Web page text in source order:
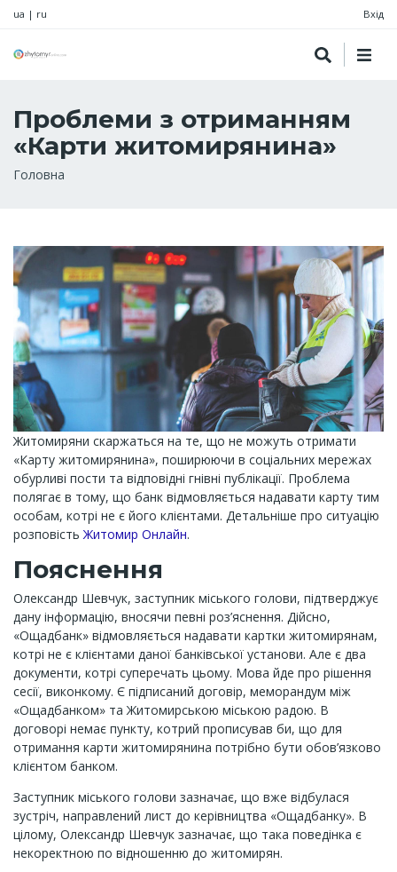
ua | ru Вхід
Проблеми з отриманням
«Карти житомирянина»
Рядок
Головна
Житомиряни скаржаться на те, що не можуть отримати
«Карту житомирянина», поширюючи в соціальних мережах
обурливі пости та відповідні гнівні публікації. Проблема
полягає в тому, що банк відмовляється надавати карту тим
особам, котрі не є його клієнтами. Детальніше про ситуацію
розповістьЖитомир Онлайн.
Пояснення
Олександр Шевчук, заступник міського голови, підтверджує
дану інформацію, вносячи певні роз’яснення. Дійсно,
«Ощадбанк» відмовляється надавати картки житомирянам,
котрі не є клієнтами даної банківської установи. Але є два
документи, котрі суперечать цьому. Мова йде про рішення
сесії, виконкому. Є підписаний договір, меморандум між
«Ощадбанком» та Житомирською міською радою. В
договорі немає пункту, котрий прописував би, що для
отримання карти житомирянина потрібно бути обов’язково
клієнтом банком.
Заступник міського голови зазначає, що вже відбулася
зустріч, направлений лист до керівництва «Ощадбанку». В
цілому, Олександр Шевчук зазначає, що така поведінка є
некоректною по відношенню до житомирян.